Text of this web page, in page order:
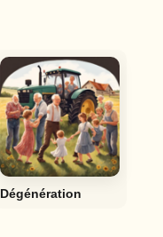
Dégénération